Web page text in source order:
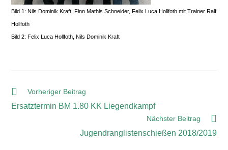
Bild 1: Nils Dominik Kraft, Finn Mathis Schneider, Felix Luca Hollfoth mit Trainer Ralf
Hollfoth
Bild 2: Felix Luca Hollfoth, Nils Dominik Kraft
Vorheriger Beitrag
Ersatztermin BM 1.80 KK Liegendkampf
Nächster Beitrag
Jugendranglistenschießen 2018/2019